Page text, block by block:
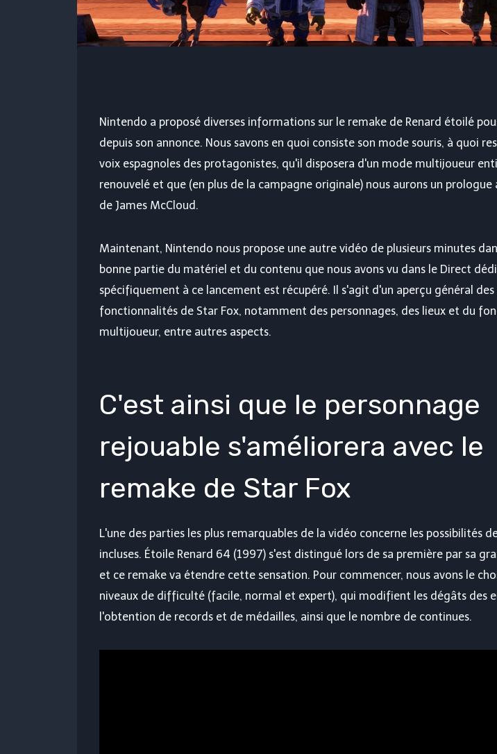
Nintendo a proposé diverses informations sur le remake de Renard étoilé
depuis son annonce. Nous savons en quoi consiste son mode souris, à quoi
voix espagnoles des protagonistes, qu'il disposera d'un mode multijoueur
renouvelé et que (en plus de la campagne originale) nous aurons un prologue
de James McCloud.
Maintenant, Nintendo nous propose une autre vidéo de plusieurs minutes
bonne partie du matériel et du contenu que nous avons vu dans le Direct
spécifiquement à ce lancement est récupéré. Il s'agit d'un aperçu général
fonctionnalités de Star Fox, notamment des personnages, des lieux et du
multijoueur, entre autres aspects.
C'est ainsi que le personnage
rejouable s'améliorera avec le
remake de Star Fox
L'une des parties les plus remarquables de la vidéo concerne les possibilités
incluses. Étoile Renard 64 (1997) s'est distingué lors de sa première par sa
et ce remake va étendre cette sensation. Pour commencer, nous avons le
niveaux de difficulté (facile, normal et expert), qui modifient les dégâts des
l'obtention de records et de médailles, ainsi que le nombre de continues.